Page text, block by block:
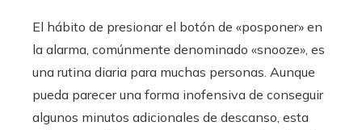
El hábito de presionar el botón de «posponer» en
la alarma, comúnmente denominado «snooze», es
una rutina diaria para muchas personas. Aunque
pueda parecer una forma inofensiva de conseguir
algunos minutos adicionales de descanso, esta